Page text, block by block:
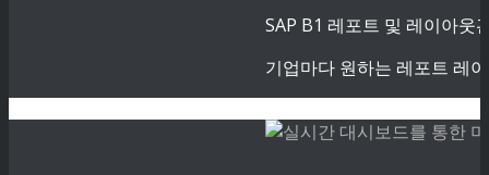
SAP B1 레포트 및 레이아웃
기업마다 원하는 레포트 레